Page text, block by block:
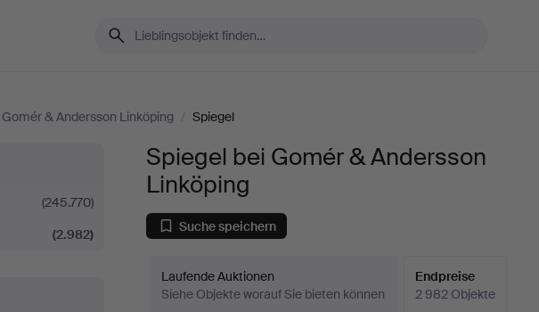
Gomér & Andersson Linköping / Spiegel
(245.770)
(2.982)
Spiegel bei Gomér & Andersson
Linköping
Suche speichern
Laufende Auktionen
Siehe Objekte worauf Sie bieten können
Endpreise
2 982 Objekte